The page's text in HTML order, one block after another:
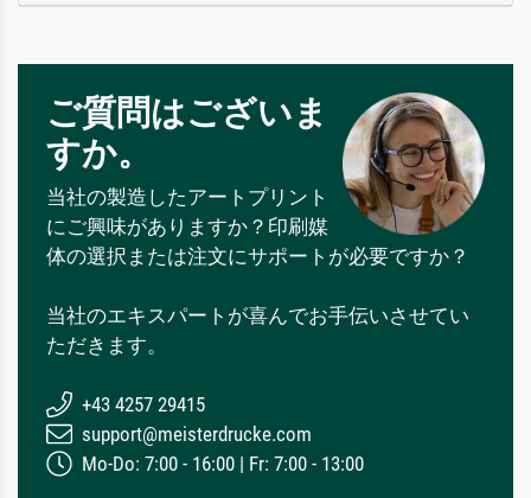
ご質問はございま
すか。
当社の製造したアートプリント
にご興味がありますか？印刷媒
体の選択または注文にサポートが必要ですか？
当社のエキスパートが喜んでお手伝いさせてい
ただきます。
+43 4257 29415
support@meisterdrucke.com
Mo-Do: 7:00 - 16:00 | Fr: 7:00 - 13:00